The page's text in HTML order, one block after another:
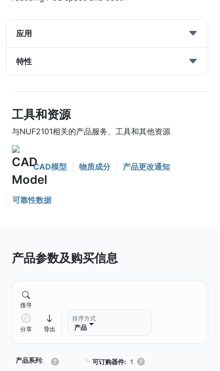
应用
特性
工具和资源
与NUF2101相关的产品服务、工具和其他资源
CAD模型 物质成分 产品更改通知
可靠性数据
产品参数及购买信息
搜寻
分享 导出
排序方式
产品
产品系列: ┗ 可订购器件: 1